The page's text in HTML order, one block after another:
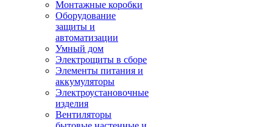
Монтажные коробки
Оборудование
защиты и
автоматизации
Умный дом
Электрощиты в сборе
Элементы питания и
аккумуляторы
Электроустановочные
изделия
Вентиляторы